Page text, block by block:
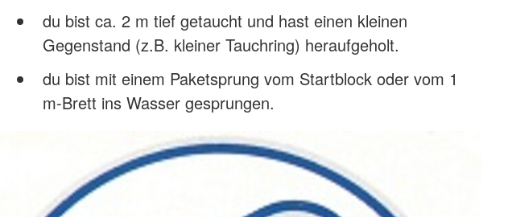
du bist ca. 2 m tief getaucht und hast einen kleinen
Gegenstand (z.B. kleiner Tauchring) heraufgeholt.
du bist mit einem Paketsprung vom Startblock oder vom 1
m-Brett ins Wasser gesprungen.